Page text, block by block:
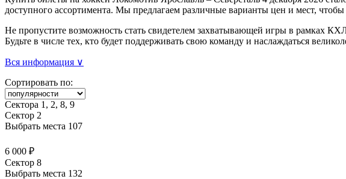
доступного ассортимента. Мы предлагаем различные варианты цен и мест,
Не пропустите возможность стать свидетелем захватывающей игры в рамках
Будьте в числе тех, кто будет поддерживать свою команду и наслаждаться
Вся информация ∨
Сортировать по:
Сектора 1, 2, 8, 9
Сектор 2
Выбрать места 107
6 000 ₽
Сектор 8
Выбрать места 132